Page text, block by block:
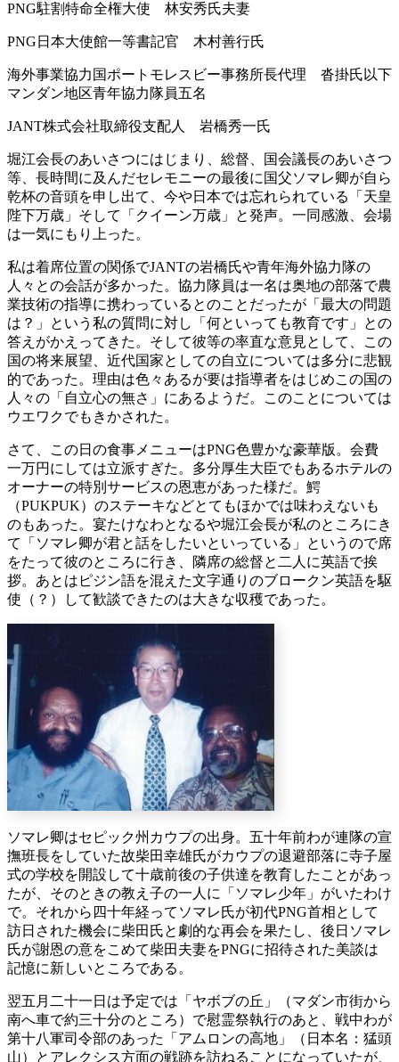
PNG駐割特命全権大使 林安秀氏夫妻
PNG日本大使館一等書記官 木村善行氏
海外事業協力国ポートモレスビー事務所長代理 沓掛氏以下
マンダン地区青年協力隊員五名
JANT株式会社取締役支配人 岩橋秀一氏
堀江会長のあいさつにはじまり、総督、国会議長のあいさつ
等、長時間に及んだセレモニーの最後に国父ソマレ卿が自ら
乾杯の音頭を申し出て、今や日本では忘れられている「天皇
陛下万歳」そして「クイーン万歳」と発声。一同感激、会場
は一気にもり上った。
私は着席位置の関係でJANTの岩橋氏や青年海外協力隊の
人々との会話が多かった。協力隊員は一名は奥地の部落で農
業技術の指導に携わっているとのことだったが「最大の問題
は？」という私の質問に対し「何といっても教育です」との
答えがかえってきた。そして彼等の率直な意見として、この
国の将来展望、近代国家としての自立については多分に悲観
的であった。理由は色々あるが要は指導者をはじめこの国の
人々の「自立心の無さ」にあるようだ。このことについては
ウエワクでもきかされた。
さて、この日の食事メニューはPNG色豊かな豪華版。会費
一万円にしては立派すぎた。多分厚生大臣でもあるホテルの
オーナーの特別サービスの恩恵があった様だ。鰐
（PUKPUK）のステーキなどとてもほかでは味わえないも
のもあった。宴たけなわとなるや堀江会長が私のところにき
て「ソマレ卿が君と話をしたいといっている」というので席
をたって彼のところに行き、隣席の総督と二人に英語で挨
拶。あとはピジン語を混えた文字通りのブロークン英語を駆
使（？）して歓談できたのは大きな収穫であった。
ソマレ卿はセピック州カウプの出身。五十年前わが連隊の宣
撫班長をしていた故柴田幸雄氏がカウプの退避部落に寺子屋
式の学校を開設して十歳前後の子供達を教育したことがあっ
たが、そのときの教え子の一人に「ソマレ少年」がいたわけ
で。それから四十年経ってソマレ氏が初代PNG首相として
訪日された機会に柴田氏と劇的な再会を果たし、後日ソマレ
氏が謝恩の意をこめて柴田夫妻をPNGに招待された美談は
記憶に新しいところである。
翌五月二十一日は予定では「ヤボブの丘」（マダン市街から
南へ車で約三十分のところ）で慰霊祭執行のあと、戦中わが
第十八軍司令部のあった「アムロンの高地」（日本名：猛頭
山）とアレクシス方面の戦跡を訪ねることになっていたが、